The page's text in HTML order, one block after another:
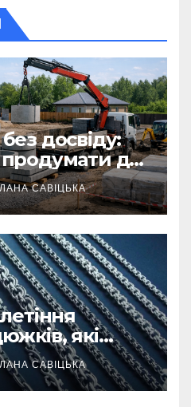
досвіду:
до
на
САВІЦЬКА
які
САВІЦЬКА